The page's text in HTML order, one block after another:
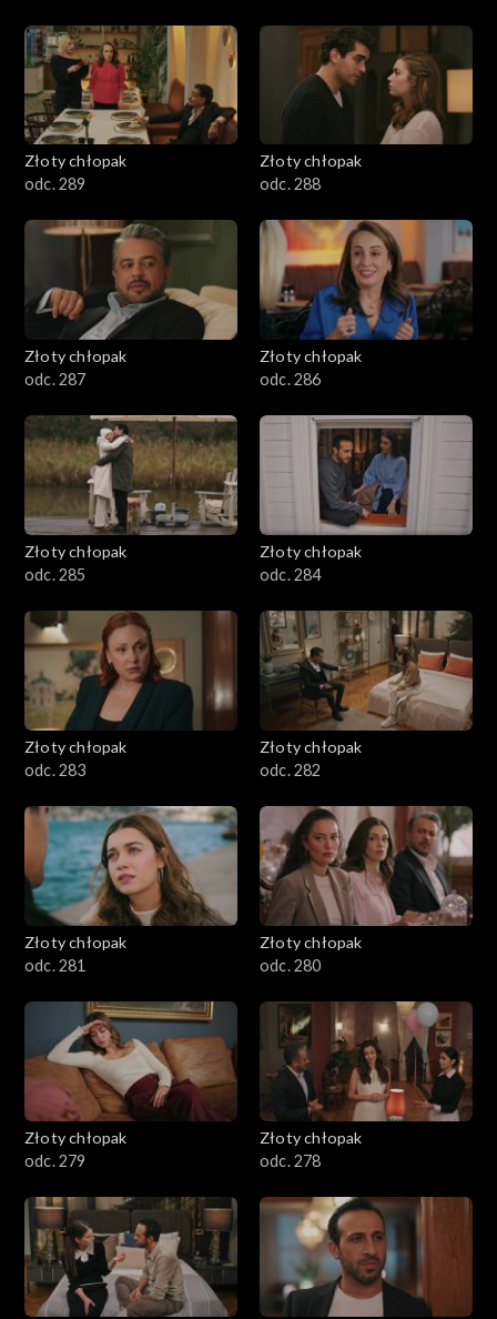
Złoty chłopak
odc. 289
Złoty chłopak
odc. 288
Złoty chłopak
odc. 287
Złoty chłopak
odc. 286
Złoty chłopak
odc. 285
Złoty chłopak
odc. 284
Złoty chłopak
odc. 283
Złoty chłopak
odc. 282
Złoty chłopak
odc. 281
Złoty chłopak
odc. 280
Złoty chłopak
odc. 279
Złoty chłopak
odc. 278